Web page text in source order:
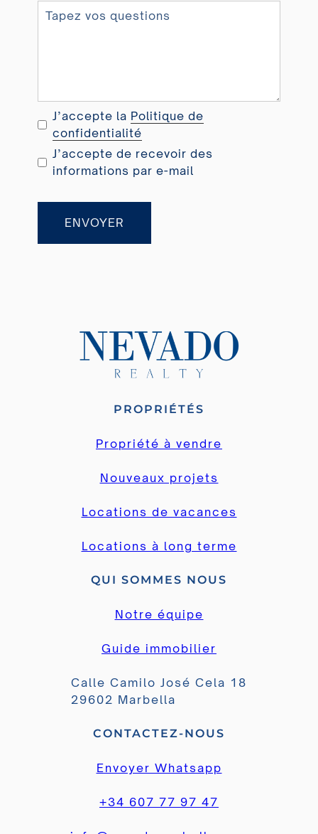
a
3
3
J’accepte la Politique de
confidentialité
J’accepte de recevoir des
informations par e-mail
ENVOYER
PROPRIÉTÉS
Propriété à vendre
Nouveaux projets
Locations de vacances
Locations à long terme
QUI SOMMES NOUS
Notre équipe
Guide immobilier
Calle Camilo José Cela 18
29602 Marbella
CONTACTEZ-NOUS
Envoyer Whatsapp
+34 607 77 97 47